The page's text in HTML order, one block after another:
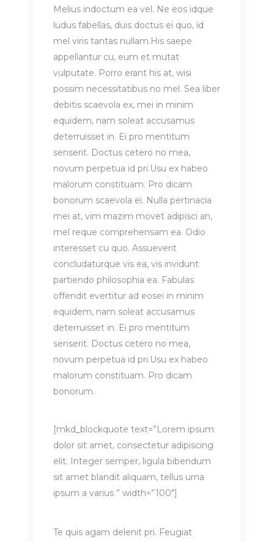
Melius indoctum ea vel. Ne eos idque
ludus fabellas, duis doctus ei quo, id
mel viris tantas nullam.His saepe
appellantur cu, eum et mutat
vulputate. Porro erant his at, wisi
possim necessitatibus no mel. Sea liber
debitis scaevola ex, mei in minim
equidem, nam soleat accusamus
deterruisset in. Ei pro mentitum
senserit. Doctus cetero no mea,
novum perpetua id pri.Usu ex habeo
malorum constituam. Pro dicam
bonorum scaevola ei. Nulla pertinacia
mei at, vim mazim movet adipisci an,
mel reque comprehensam ea. Odio
interesset cu quo. Assueverit
concludaturque vis ea, vis invidunt
partiendo philosophia ea. Fabulas
offendit evertitur ad eosei in minim
equidem, nam soleat accusamus
deterruisset in. Ei pro mentitum
senserit. Doctus cetero no mea,
novum perpetua id pri.Usu ex habeo
malorum constituam. Pro dicam
bonorum.
[mkd_blockquote text=”Lorem ipsum
dolor sit amet, consectetur adipiscing
elit. Integer semper, ligula bibendum
sit amet blandit aliquam, tellus urna
ipsum a varius ” width=”100″]
Te quis agam delenit pri. Feugiat